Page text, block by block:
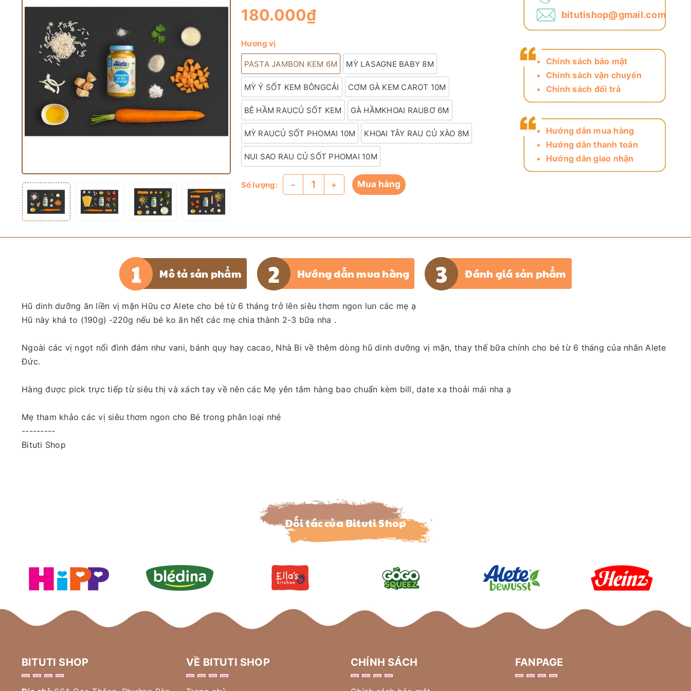
180.000₫
Hương vị
PASTA JAMBON KEM 6M MỲ LASAGNE BABY 8M
MỲ Ý SỐT KEM BÔNGCẢI CƠM GÀ KEM CAROT 10M
BÊ HẦM RAUCỦ SỐT KEM GÀ HẦMKHOAI RAUBƠ 6M
MỲ RAUCỦ SỐT PHOMAI 10M KHOAI TÂY RAU CỦ XÀO 8M
NUI SAO RAU CỦ SỐT PHOMAI 10M
Số lượng: – + Mua hàng
bitutishop@gmail.com
Chính sách bảo mật
Chính sách vận chuyển
Chính sách đổi trả
Hướng dẫn mua hàng
Hướng dẫn thanh toán
Hướng dẫn giao nhận
Mô tả sản phẩm Hướng dẫn mua hàng Đánh giá sản phẩm
Hũ dinh dưỡng ăn liền vị mặn Hữu cơ Alete cho bé từ 6 tháng trở lên siêu thơm ngon lun các mẹ ạ
Hũ này khá to (190g) -220g nếu bé ko ăn hết các mẹ chia thành 2-3 bữa nha .
Ngoài các vị ngọt nổi đình đám như vani, bánh quy hay cacao, Nhà Bi về thêm dòng hũ dinh dưỡng vị mặn, thay thế bữa chính cho bé từ 6 tháng của nhãn Alete
Đức.
Hàng được pick trực tiếp từ siêu thị và xách tay về nên các Mẹ yên tâm hàng bao chuẩn kèm bill, date xa thoải mái nha ạ
Mẹ tham khảo các vị siêu thơm ngon cho Bé trong phân loại nhé
---------
Bituti Shop
Đối tác của Bituti Shop
BITUTI SHOP VỀ BITUTI SHOP CHÍNH SÁCH FANPAGE